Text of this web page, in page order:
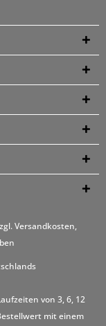
Versandkosten,
von 3, 6, 12
mit einem